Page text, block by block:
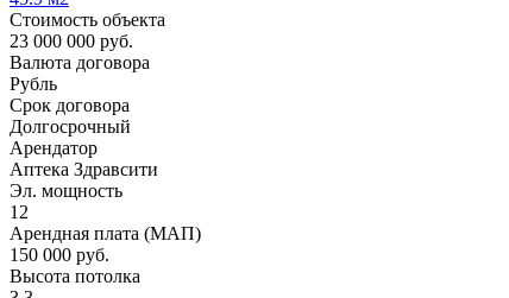
Стоимость объекта
23 000 000 руб.
Валюта договора
Рубль
Срок договора
Долгосрочный
Арендатор
Аптека Здравсити
Эл. мощность
12
Арендная плата (МАП)
150 000 руб.
Высота потолка